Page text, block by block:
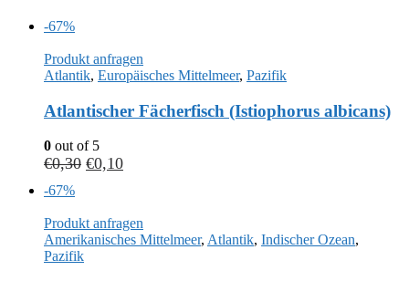
-67%
Produkt anfragen
Atlantik, Europäisches Mittelmeer, Pazifik
Atlantischer Fächerfisch (Istiophorus albicans)
0 out of 5
€0,30 €0,10
-67%
Produkt anfragen
Amerikanisches Mittelmeer, Atlantik, Indischer Ozean,
Pazifik